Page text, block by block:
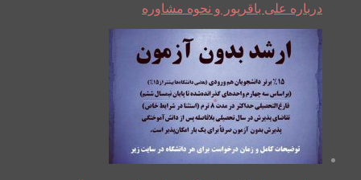
درباره علی باقرپور و نحوه مشاوره